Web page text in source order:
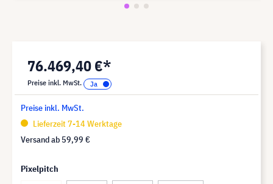
76.469,40 €*
Preise inkl. MwSt.
Preise inkl. MwSt.
Lieferzeit 7-14 Werktage
Versand ab 59,99 €
Pixelpitch